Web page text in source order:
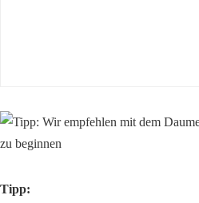
Tipp: